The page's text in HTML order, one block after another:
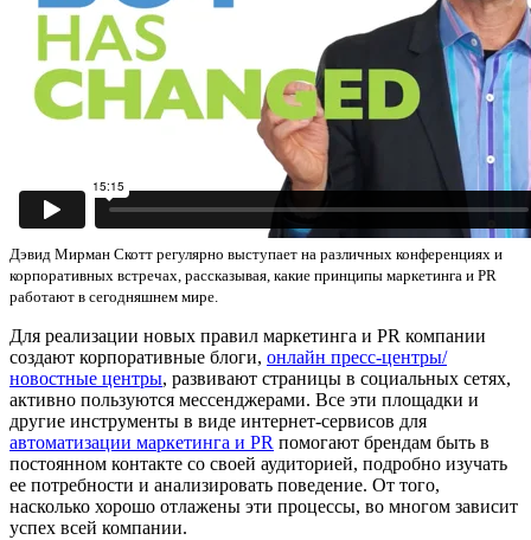
Дэвид Мирман Скотт регулярно выступает на различных конференциях и
корпоративных встречах, рассказывая, какие принципы маркетинга и PR
работают в сегодняшнем мире.
Для реализации новых правил маркетинга и PR компании
создают корпоративные блоги, онлайн пресс-центры/
новостные центры, развивают страницы в социальных сетях,
активно пользуются мессенджерами. Все эти площадки и
другие инструменты в виде интернет-сервисов для
автоматизации маркетинга и PR помогают брендам быть в
постоянном контакте со своей аудиторией, подробно изучать
ее потребности и анализировать поведение. От того,
насколько хорошо отлажены эти процессы, во многом зависит
успех всей компании.